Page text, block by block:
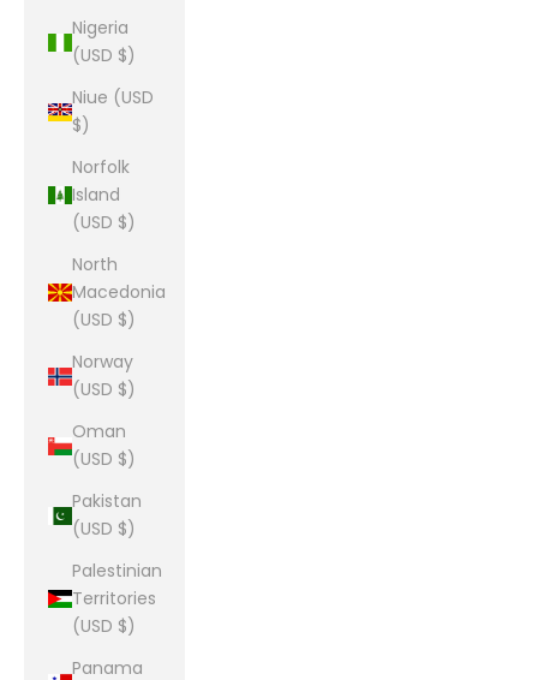
Nigeria
(USD $)
Niue (USD
$)
Norfolk
Island
(USD $)
North
Macedonia
(USD $)
Norway
(USD $)
Oman
(USD $)
Pakistan
(USD $)
Palestinian
Territories
(USD $)
Panama